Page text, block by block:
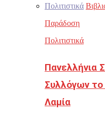
Πολιτιστικά
Παράδοση
Πολιτιστικά
Πανελλήνια
Συλλόγων
Λαμία